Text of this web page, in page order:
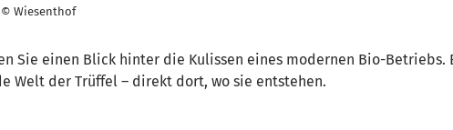
© Wiesenthof
Sie einen Blick hinter die Kulissen eines modernen Bio-Betriebs.
Welt der Trüffel – direkt dort, wo sie entstehen.